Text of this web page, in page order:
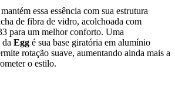
mantém essa essência com sua estrutura
de fibra de vidro, acolchoada com
para um melhor conforto. Uma
da Egg é sua base giratória em alumínio
rotação suave, aumentando ainda mais a
o estilo.